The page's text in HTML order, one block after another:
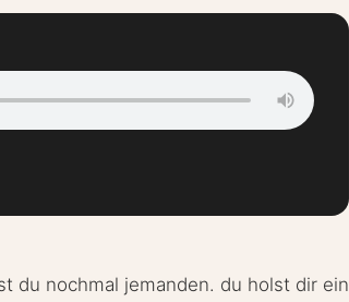
du nochmal jemanden. du holst dir ein